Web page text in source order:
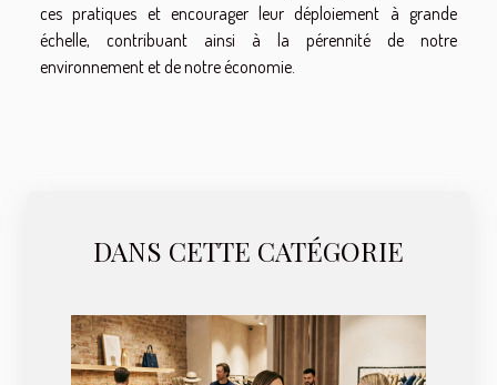
ces pratiques et encourager leur déploiement à grande
échelle, contribuant ainsi à la pérennité de notre
environnement et de notre économie.
DANS CETTE CATÉGORIE